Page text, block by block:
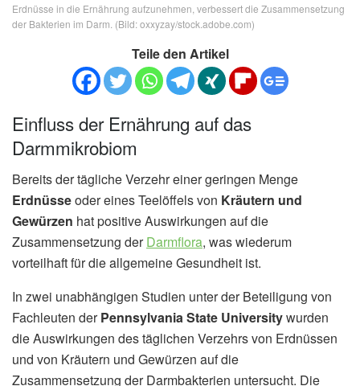
Erdnüsse in die Ernährung aufzunehmen, verbessert die Zusammensetzung
der Bakterien im Darm. (Bild: oxxyzay/stock.adobe.com)
Teile den Artikel
Einfluss der Ernährung auf das
Darmmikrobiom
Bereits der tägliche Verzehr einer geringen Menge
Erdnüsseoder eines Teelöffels von Kräutern und
Gewürzen hat positive Auswirkungen auf die
Zusammensetzung derDarmflora, was wiederum
vorteilhaft für die allgemeine Gesundheit ist.
In zwei unabhängigen Studien unter der Beteiligung von
Fachleuten derPennsylvania State Universitywurden
die Auswirkungen des täglichen Verzehrs von Erdnüssen
und von Kräutern und Gewürzen auf die
Zusammensetzung der Darmbakterien untersucht. Die